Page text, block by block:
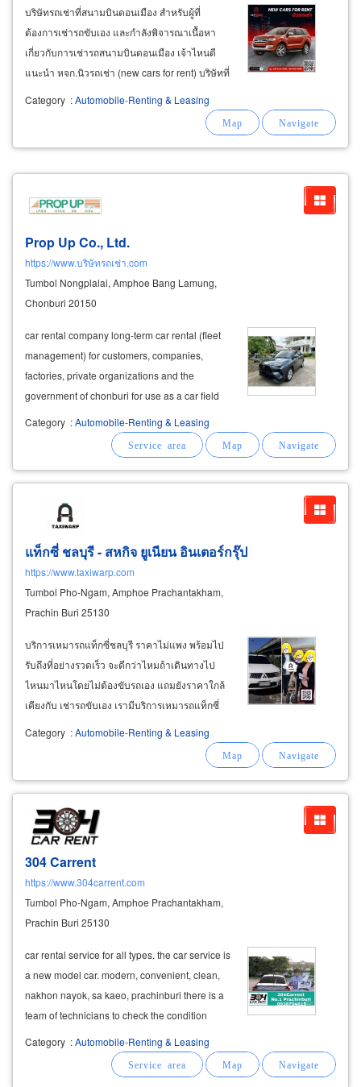
บริษัทรถเช่าที่สนามบินดอนเมือง สำหรับผู้ที่
ต้องการเช่ารถขับเอง และกำลังพิจารณาเนื้อหา
เกี่ยวกับการเช่ารถสนามบินดอนเมือง เจ้าไหนดี
แนะนำ หจก.นิวรถเช่า (new cars for rent) บริษัทที่
เป็นผู้ให้บริการที่มอบประสบการณ์การเช่ารถจาก
สนามบินที่ดี สะดวกสบาย มีความพร้อมรอบด้าน
Category :Automobile-Renting & Leasing
Prop Up Co., Ltd.
https://www.บริษัทรถเช่า.com
Tumbol Nongplalai, Amphoe Bang Lamung,
Chonburi 20150
car rental company long-term car rental (fleet
management) for customers, companies,
factories, private organizations and the
government of chonburi for use as a car field
it is a fixed car rental, contract period of 2-5
years, the cheapest operating lease
Category :Automobile-Renting & Leasing
แท็กซี่ ชลบุรี - สหกิจ ยูเนียน อินเตอร์กรุ๊ป
https://www.taxiwarp.com
Tumbol Pho-Ngam, Amphoe Prachantakham,
Prachin Buri 25130
บริการเหมารถแท็กซี่ชลบุรี ราคาไม่แพง พร้อมไป
รับถึงที่อย่างรวดเร็ว จะดีกว่าไหมถ้าเดินทางไป
ไหนมาไหนโดยไม่ต้องขับรถเอง แถมยังราคาใกล้
เคียงกับ เช่ารถขับเอง เรามีบริการเหมารถแท็กซี่
กำหนด และไปส่งยังจุดหมายปลายทาง ไม่ว่าจะรีบ
หรือเดินทางชิลๆ เราพร้อมเดินทางไปกับคุณด้วย
รอยยิ้ม
Category :Automobile-Renting & Leasing
304 Carrent
https://www.304carrent.com
Tumbol Pho-Ngam, Amphoe Prachantakham,
Prachin Buri 25130
car rental service for all types. the car service is
a new model car. modern, convenient, clean,
nakhon nayok, sa kaeo, prachinburi there is a
team of technicians to check the condition
types of rental cars for service. pickup truck
vans for all purposes
Category :Automobile-Renting & Leasing